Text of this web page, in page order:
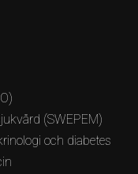
(SWEPEM)
och diabetes